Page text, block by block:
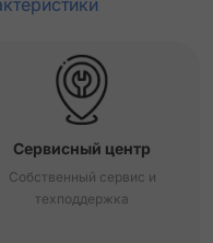
Сервисный центр
Собственный сервис и
техподдержка